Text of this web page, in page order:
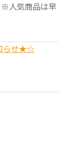
※人気商品は早
らせ★☆